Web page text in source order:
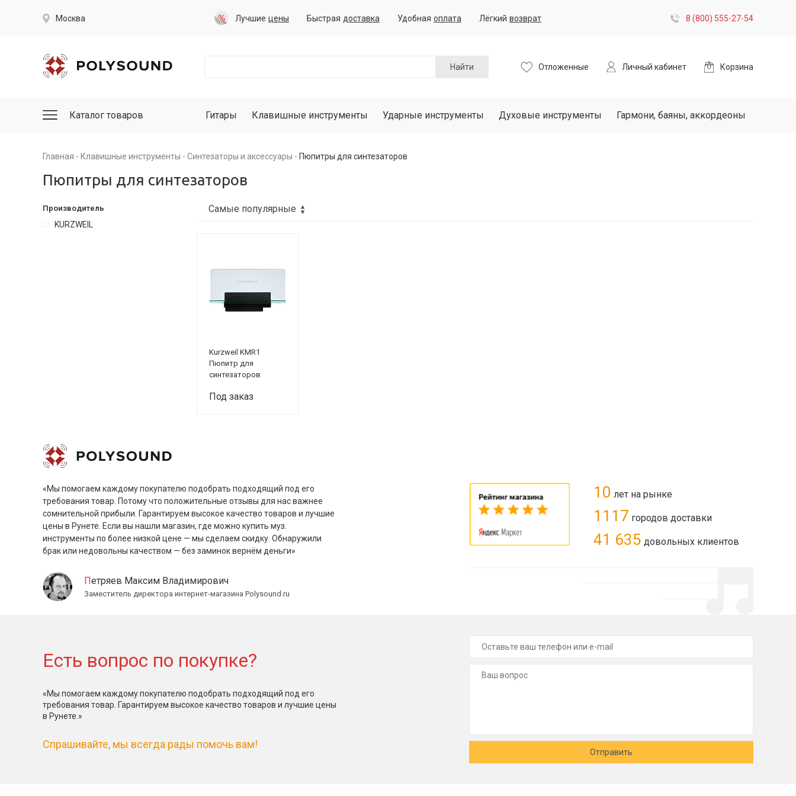
Москва Лучшие цены Быстрая доставка Удобная оплата Лёгкий возврат 8 (800) 555-27-54
Найти Отложенные Личный кабинет Корзина
Каталог товаров Гитары Клавишные инструменты Ударные инструменты Духовые инструменты Гармони, баяны, аккордеоны
Главная Клавишные инструменты Синтезаторы и аксессуары Пюпитры для синтезаторов
Пюпитры для синтезаторов
Производитель
KURZWEIL
Kurzweil KMR1
Пюпитр для
синтезаторов
Под заказ
«Мы помогаем каждому покупателю подобрать подходящий под его
требования товар. Потому что положительные отзывы для нас важнее
сомнительной прибыли. Гарантируем высокое качество товаров и лучшие
цены в Рунете. Если вы нашли магазин, где можно купить муз.
инструменты по более низкой цене — мы сделаем скидку. Обнаружили
брак или недовольны качеством — без заминок вернём деньги»
Петряев Максим Владимирович
Заместитель директора интернет-магазина Polysound.ru
10 лет на рынке
1117 городов доставки
41 635 довольных клиентов
Есть вопрос по покупке?
«Мы помогаем каждому покупателю подобрать подходящий под его
требования товар. Гарантируем высокое качество товаров и лучшие цены
в Рунете.»
Спрашивайте, мы всегда рады помочь вам!
Отправить